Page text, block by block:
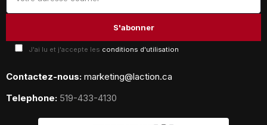
J'ai lu et j'accepte les conditions d'utilisation
Contactez-nous: marketing@laction.ca
Telephone: 519-433-4130